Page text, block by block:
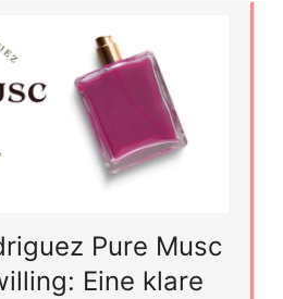
Pure Musc
Eine klare